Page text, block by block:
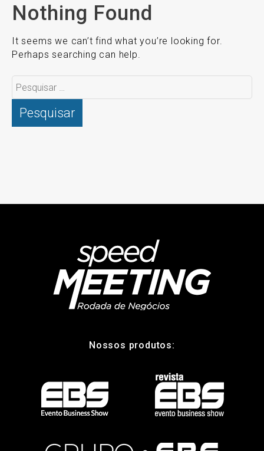
Nothing Found
It seems we can’t find what you’re looking for.
Perhaps searching can help.
Pesquisar
por:
Nossos produtos: